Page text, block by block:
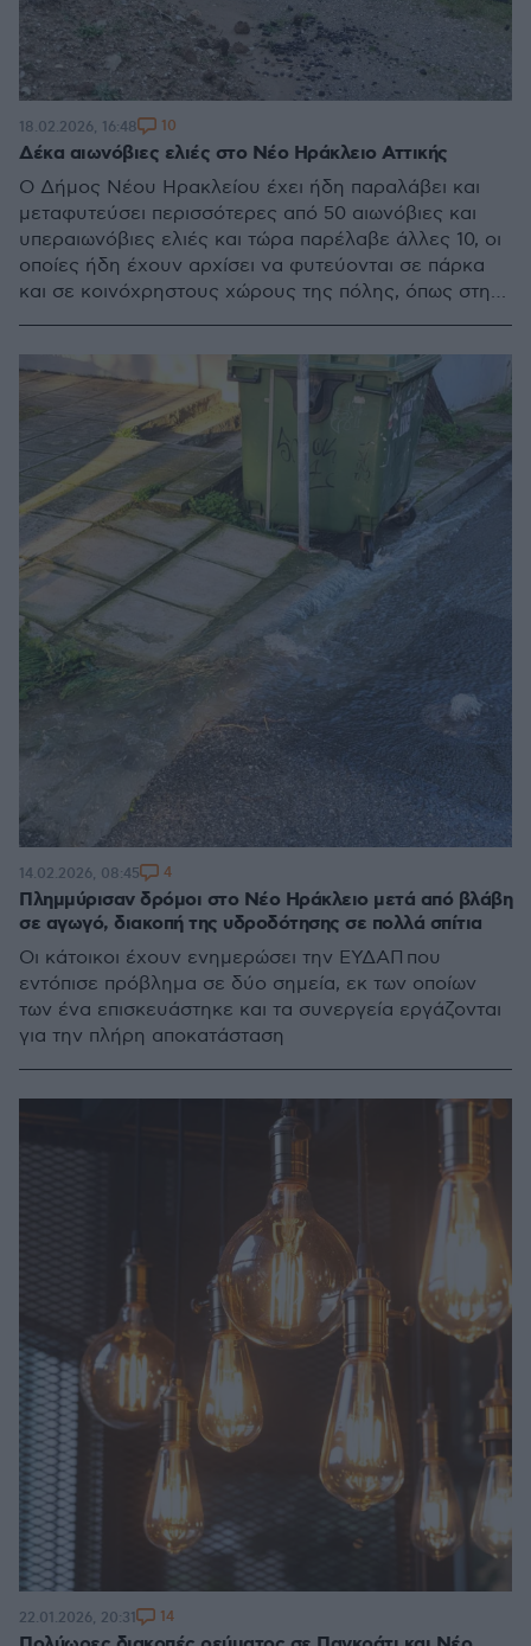
Δέκα αιωνόβιες ελιές στο Νέο Ηράκλειο Αττικής
Ο Δήμος Νέου Ηρακλείου έχει ήδη παραλάβει και
μεταφυτεύσει περισσότερες από 50 αιωνόβιες και
υπεραιωνόβιες ελιές και τώρα παρέλαβε άλλες 10, οι
οποίες ήδη έχουν αρχίσει να φυτεύονται σε πάρκα
και σε κοινόχρηστους χώρους της πόλης, όπως στην
18.02.2026, 16:48 10
Πλημμύρισαν δρόμοι στο Νέο Ηράκλειο μετά από βλάβη
σε αγωγό, διακοπή της υδροδότησης σε πολλά σπίτια
Οι κάτοικοι έχουν ενημερώσει την ΕΥΔΑΠ που
εντόπισε πρόβλημα σε δύο σημεία, εκ των οποίων
των ένα επισκευάστηκε και τα συνεργεία εργάζονται
για την πλήρη αποκατάσταση
14.02.2026, 08:45 4
22.01.2026, 20:31 14